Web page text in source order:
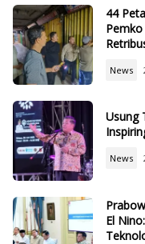
44
News
Usung
News
El